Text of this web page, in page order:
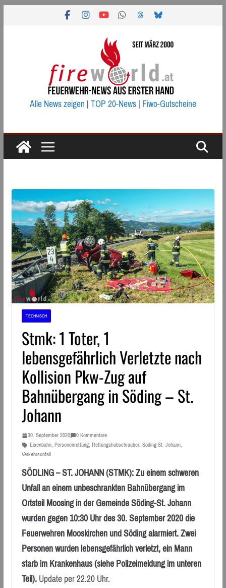
Alle News zeigen|TOP 20-News|Fiwo-Gutscheine
TECHNISCH
Stmk: 1 Toter, 1
lebensgefährlich Verletzte nach
Kollision Pkw-Zug auf
Bahnübergang in Söding – St.
Johann
30. September 2020
0 Kommentare
Eisenbahn, Personenrettung, Rettungshubschrauber, Söding-St. Johann,
Verkehrsunfall
SÖDLING – ST. JOHANN (STMK): Zu einem schweren
Unfall an einem unbeschrankten Bahnübergang im
Ortsteil Moosing in der Gemeinde Söding-St. Johann
wurden gegen 10:30 Uhr des 30. September 2020 die
Feuerwehren Mooskirchen und Söding alarmiert. Zwei
Personen wurden lebensgefährlich verletzt, ein Mann
starb im Krankenhaus (siehe Polizeimeldung im unteren
Teil).Update per 22.20 Uhr.